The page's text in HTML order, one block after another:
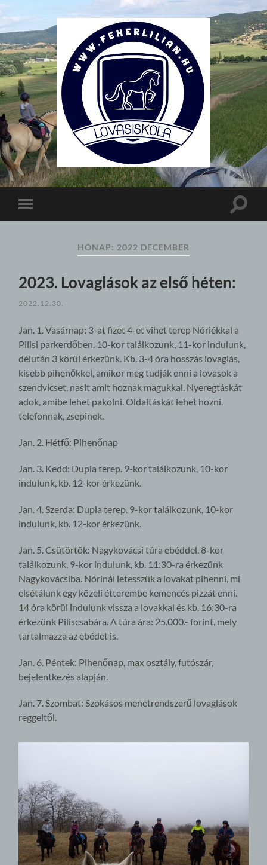
Lovasiskola
Toggle
mobile
Toggle
HÓNAP: 2022 DECEMBER
2023. Lovaglások az első héten:
2022.12.30.
Jan. 1. Vasárnap: 3-at fizet 4-et vihet terep Nóriékkal a
Pilisi parkerdőben. 10-kor találkozunk, 11-kor indulunk,
délután 3 körül érkezünk. Kb. 3-4 óra hosszás lovaglás,
kisebb pihenőkkel, amikor meg tudják enni a lovasok a
szendvicset, nasit amit hoznak magukkal. Nyeregtáskát
adok, amibe lehet pakolni. Oldaltáskát lehet hozni,
telefonnak, zsepinek.
Jan. 2. Hétfő: Pihenőnap
Jan. 3. Kedd: Dupla terep. 9-kor találkozunk, 10-kor
indulunk, kb. 12-kor érkezünk.
Jan. 4. Szerda: Dupla terep. 9-kor találkozunk, 10-kor
indulunk, kb. 12-kor érkezünk.
Jan. 5. Csütörtök: Nagykovácsi túra ebéddel. 8-kor
találkozunk, 9-kor indulunk, kb. 11:30-ra érkezünk
Nagykovácsiba. Nórinál letesszük a lovakat pihenni, mi
elsétálunk egy közeli étterembe kemencés pizzát enni.
14 óra körül indulunk vissza a lovakkal és kb. 16:30-ra
érkezünk Piliscsabára. A túra ára: 25.000.- forint, mely
tartalmazza az ebédet is.
Jan. 6. Péntek: Pihenőnap, max osztály, futószár,
bejelentkezés alapján.
Jan. 7. Szombat: Szokásos menetrendszerű lovaglások
reggeltől.